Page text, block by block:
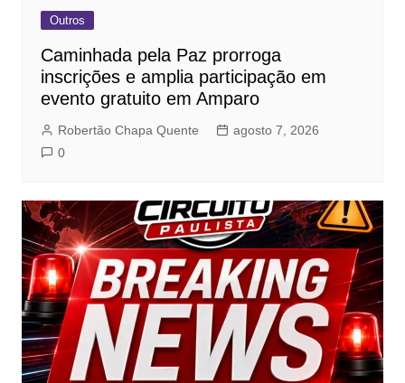
Outros
Caminhada pela Paz prorroga
inscrições e amplia participação em
evento gratuito em Amparo
Robertão Chapa Quente
agosto 7, 2026
0